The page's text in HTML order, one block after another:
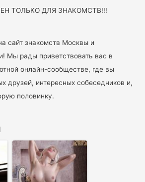
ТОЛЬКО ДЛЯ ЗНАКОМСТВ!!!
сайт знакомств Москвы и
Мы рады приветствовать вас в
онлайн-сообществе, где вы
друзей, интересных собеседников и,
половинку.